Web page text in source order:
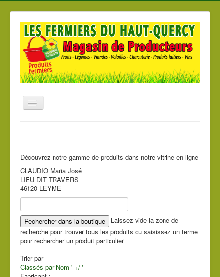
Basculer
la
Nos Magasins
Les producteurs
Découvrez notre gamme de produits dans notre vitrine en ligne
CLAUDIO Maria José
LIEU DIT TRAVERS
46120 LEYME
Laissez vide la zone de
recherche pour trouver tous les produits ou saisissez un terme
pour rechercher un produit particulier
Trier par
Classés par Nom ' +/-'